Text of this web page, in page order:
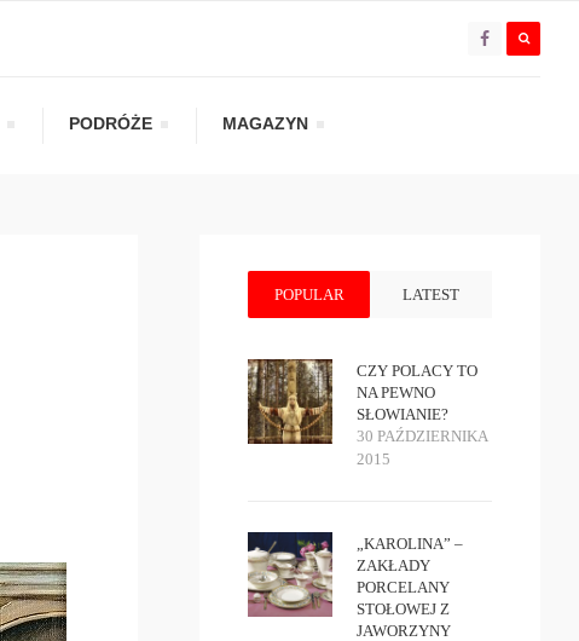
PODRÓŻE MAGAZYN
POPULAR LATEST
CZY POLACY TO
NA PEWNO
SŁOWIANIE?
30 PAŹDZIERNIKA
2015
„KAROLINA” –
ZAKŁADY
PORCELANY
STOŁOWEJ Z
JAWORZYNY